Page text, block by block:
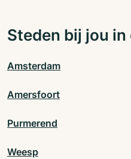
Steden bij jou
Amsterdam
Amersfoort
Purmerend
Weesp